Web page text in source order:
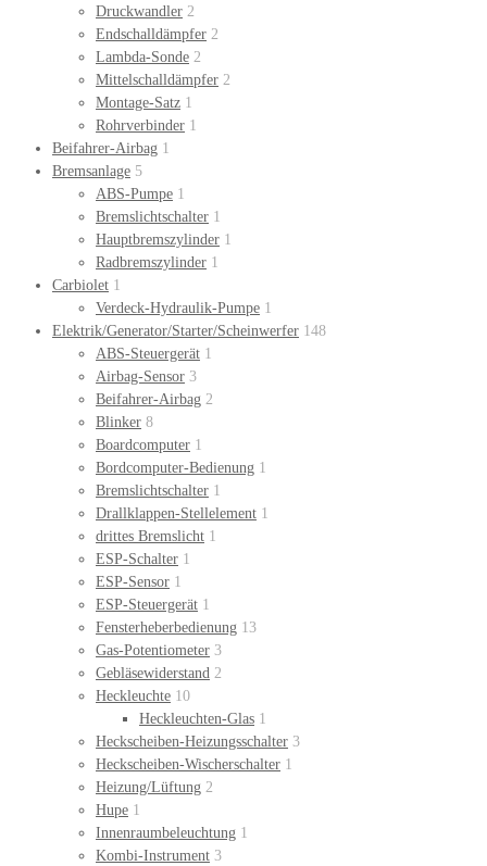
Druckwandler 2
Endschalldämpfer 2
Lambda-Sonde 2
Mittelschalldämpfer 2
Montage-Satz 1
Rohrverbinder 1
Beifahrer-Airbag 1
Bremsanlage 5
ABS-Pumpe 1
Bremslichtschalter 1
Hauptbremszylinder 1
Radbremszylinder 1
Carbiolet 1
Verdeck-Hydraulik-Pumpe 1
Elektrik/Generator/Starter/Scheinwerfer 148
ABS-Steuergerät 1
Airbag-Sensor 3
Beifahrer-Airbag 2
Blinker 8
Boardcomputer 1
Bordcomputer-Bedienung 1
Bremslichtschalter 1
Drallklappen-Stellelement 1
drittes Bremslicht 1
ESP-Schalter 1
ESP-Sensor 1
ESP-Steuergerät 1
Fensterheberbedienung 13
Gas-Potentiometer 3
Gebläsewiderstand 2
Heckleuchte 10
Heckleuchten-Glas 1
Heckscheiben-Heizungsschalter 3
Heckscheiben-Wischerschalter 1
Heizung/Lüftung 2
Hupe 1
Innenraumbeleuchtung 1
Kombi-Instrument 3